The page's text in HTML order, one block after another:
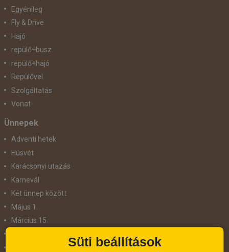
Egyénileg
Fly & Drive
Hajó
repülő+busz
repülő+hajó
Repülővel
Szolgáltatás
Vonat
Ünnepek
Adventi hetek
Húsvét
Karácsonyi utazás
Karnevál
Két ünnep között
Május 1.
Március 15.
Süti beállítások